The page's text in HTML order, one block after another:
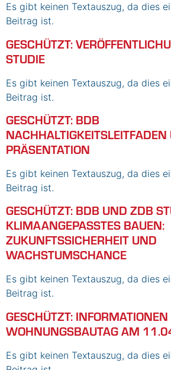
Es gibt keinen Textauszug, da dies
Beitrag ist.
GESCHÜTZT:
STUDIE
Es gibt keinen Textauszug, da dies
Beitrag ist.
GESCHÜTZT: BDB
NACHHALTIGKEITSLEITFADEN
PRÄSENTATION
Es gibt keinen Textauszug, da dies
Beitrag ist.
GESCHÜTZT: BDB UND ZDB
KLIMAANGEPASSTES BAUEN:
ZUKUNFTSSICHERHEIT UND
WACHSTUMSCHANCE
Es gibt keinen Textauszug, da dies
Beitrag ist.
GESCHÜTZT:
WOHNUNGSBAUTAG AM
Es gibt keinen Textauszug, da dies